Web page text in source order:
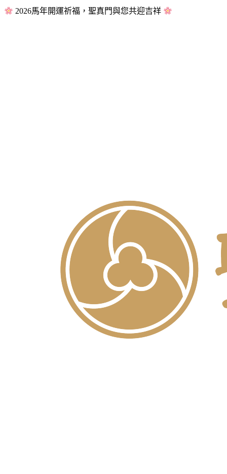
2026馬年開運祈福，聖真門與您共迎吉祥